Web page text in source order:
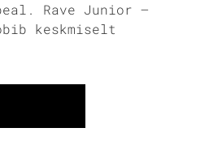
Rave Junior —
keskmiselt